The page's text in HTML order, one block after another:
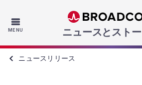
MENU Skip to
ニュースとスト
ニュースリリース